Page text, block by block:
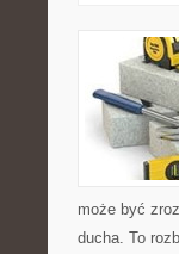
może być
ducha. To